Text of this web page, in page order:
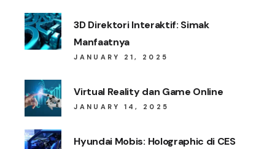
3D Direktori Interaktif: Simak
Manfaatnya
JANUARY 21, 2025
Virtual Reality dan Game Online
JANUARY 14, 2025
Hyundai Mobis: Holographic di CES